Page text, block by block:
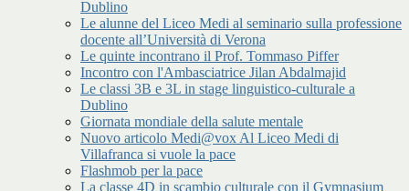
Dublino
Le alunne del Liceo Medi al seminario sulla professione
docente all’Università di Verona
Le quinte incontrano il Prof. Tommaso Piffer
Incontro con l'Ambasciatrice Jilan Abdalmajid
Le classi 3B e 3L in stage linguistico-culturale a
Dublino
Giornata mondiale della salute mentale
Nuovo articolo Medi@vox Al Liceo Medi di
Villafranca si vuole la pace
Flashmob per la pace
La classe 4D in scambio culturale con il Gymnasium